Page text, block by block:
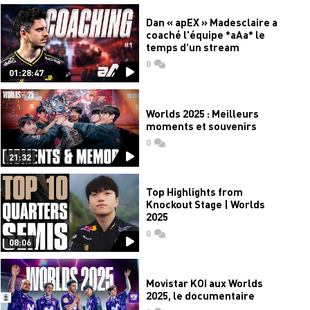
01:28:47
Dan « apEX » Madesclaire a
coaché l'équipe *aAa* le
temps d'un stream
0commentaires
21:32
Worlds 2025 : Meilleurs
moments et souvenirs
0commentaires
08:06
Top Highlights from
Knockout Stage | Worlds
2025
0commentaires
Movistar KOI aux Worlds
2025, le documentaire